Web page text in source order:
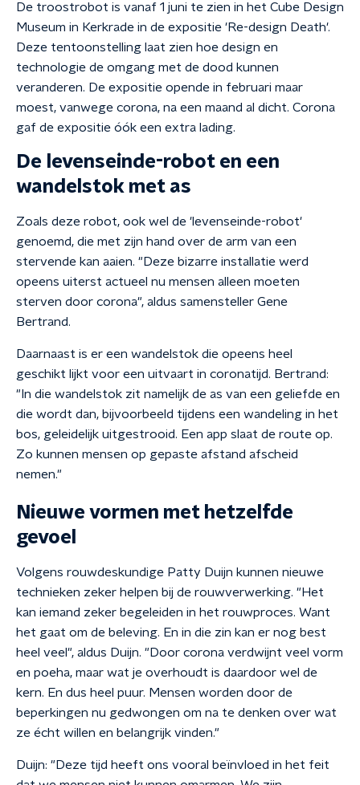
De troostrobot is vanaf 1 juni te zien in het Cube Design
Museum in Kerkrade in de expositie 'Re-design Death'.
Deze tentoonstelling laat zien hoe design en
technologie de omgang met de dood kunnen
veranderen. De expositie opende in februari maar
moest, vanwege corona, na een maand al dicht. Corona
gaf de expositie óók een extra lading.
De levenseinde-robot en een
wandelstok met as
Zoals deze robot, ook wel de 'levenseinde-robot'
genoemd, die met zijn hand over de arm van een
stervende kan aaien. "Deze bizarre installatie werd
opeens uiterst actueel nu mensen alleen moeten
sterven door corona", aldus samensteller Gene
Bertrand.
Daarnaast is er een wandelstok die opeens heel
geschikt lijkt voor een uitvaart in coronatijd. Bertrand:
"In die wandelstok zit namelijk de as van een geliefde en
die wordt dan, bijvoorbeeld tijdens een wandeling in het
bos, geleidelijk uitgestrooid. Een app slaat de route op.
Zo kunnen mensen op gepaste afstand afscheid
nemen."
Nieuwe vormen met hetzelfde
gevoel
Volgens rouwdeskundige Patty Duijn kunnen nieuwe
technieken zeker helpen bij de rouwverwerking. "Het
kan iemand zeker begeleiden in het rouwproces. Want
het gaat om de beleving. En in die zin kan er nog best
heel veel", aldus Duijn. "Door corona verdwijnt veel vorm
en poeha, maar wat je overhoudt is daardoor wel de
kern. En dus heel puur. Mensen worden door de
beperkingen nu gedwongen om na te denken over wat
ze écht willen en belangrijk vinden."
Duijn: "Deze tijd heeft ons vooral beïnvloed in het feit